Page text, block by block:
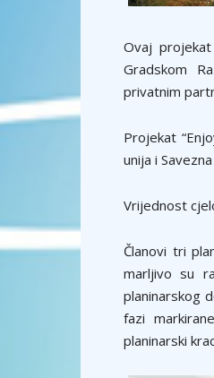
Ovaj
Gradskom
privatnim
Projekat
unija i
Vrijednost
Članovi tri
marljivo su
planinarskog
fazi
planinarski